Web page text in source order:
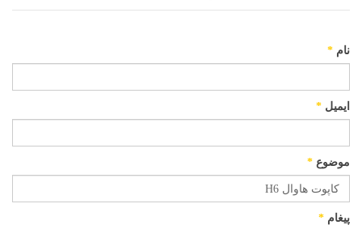
نام *
ایمیل *
موضوع *
پیغام *